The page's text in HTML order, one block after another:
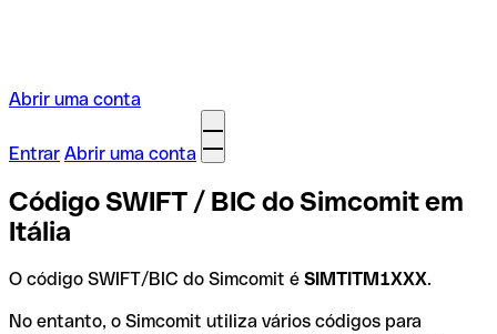
Abrir uma conta
Entrar Abrir uma conta
Código SWIFT / BIC do Simcomit em
Itália
O código SWIFT/BIC do Simcomit é SIMTITM1XXX.
No entanto, o Simcomit utiliza vários códigos para